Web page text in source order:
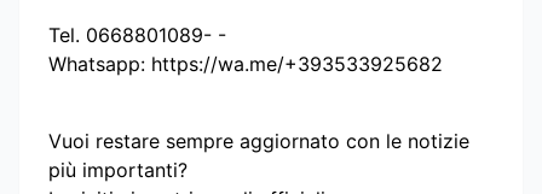
Tel. 0668801089- -
Whatsapp: https://wa.me/+393533925682
Vuoi restare sempre aggiornato con le notizie
più importanti?